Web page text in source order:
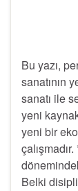
Bu yazı,
sanatının
sanatı ile
yeni
yeni bir
Belki